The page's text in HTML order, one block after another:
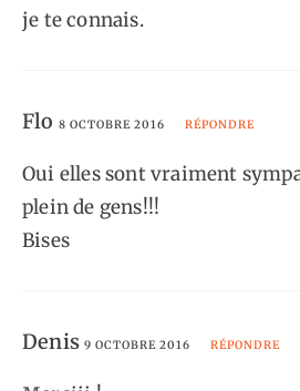
je te connais.
Flo 8 OCTOBRE 2016 RÉPONDRE
Oui elles sont vraiment
plein de gens!!!
Bises
Denis9 OCTOBRE 2016 RÉPONDRE